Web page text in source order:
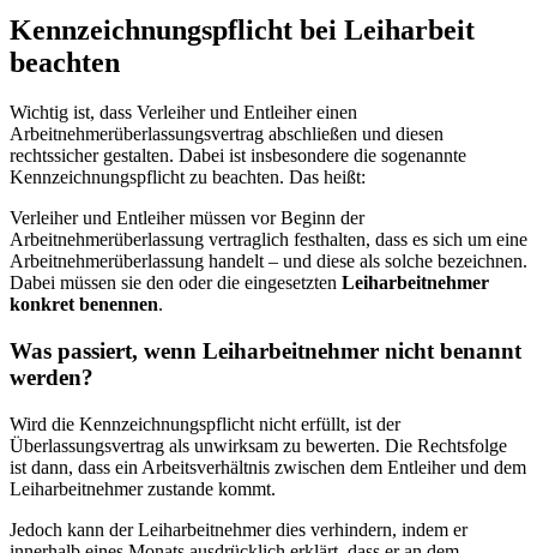
Kennzeichnungspflicht bei Leiharbeit
beachten
Wichtig ist, dass Verleiher und Entleiher einen
Arbeitnehmerüberlassungsvertrag abschließen und diesen
rechtssicher gestalten. Dabei ist insbesondere die sogenannte
Kennzeichnungspflicht zu beachten. Das heißt:
Verleiher und Entleiher müssen vor Beginn der
Arbeitnehmerüberlassung vertraglich festhalten, dass es sich um eine
Arbeitnehmerüberlassung handelt – und diese als solche bezeichnen.
Dabei müssen sie den oder die eingesetzten Leiharbeitnehmer
konkret benennen.
Was passiert, wenn Leiharbeitnehmer nicht benannt
werden?
Wird die Kennzeichnungspflicht nicht erfüllt, ist der
Überlassungsvertrag als unwirksam zu bewerten. Die Rechtsfolge
ist dann, dass ein Arbeitsverhältnis zwischen dem Entleiher und dem
Leiharbeitnehmer zustande kommt.
Jedoch kann der Leiharbeitnehmer dies verhindern, indem er